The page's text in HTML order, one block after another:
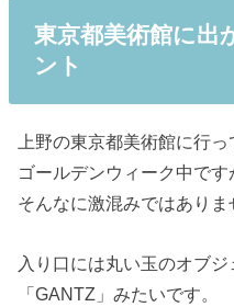
東京都美術館に出
ント
上野の東京都美術館に行っ
ゴールデンウィーク中です
そんなに激混みではありま
入り口には丸い玉のオブジ
「GANTZ」みたいです。